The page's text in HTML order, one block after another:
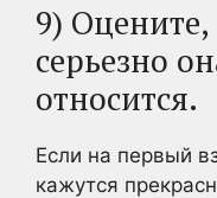
9) Оцените,
серьезно
относится.
Если на первый
кажутся